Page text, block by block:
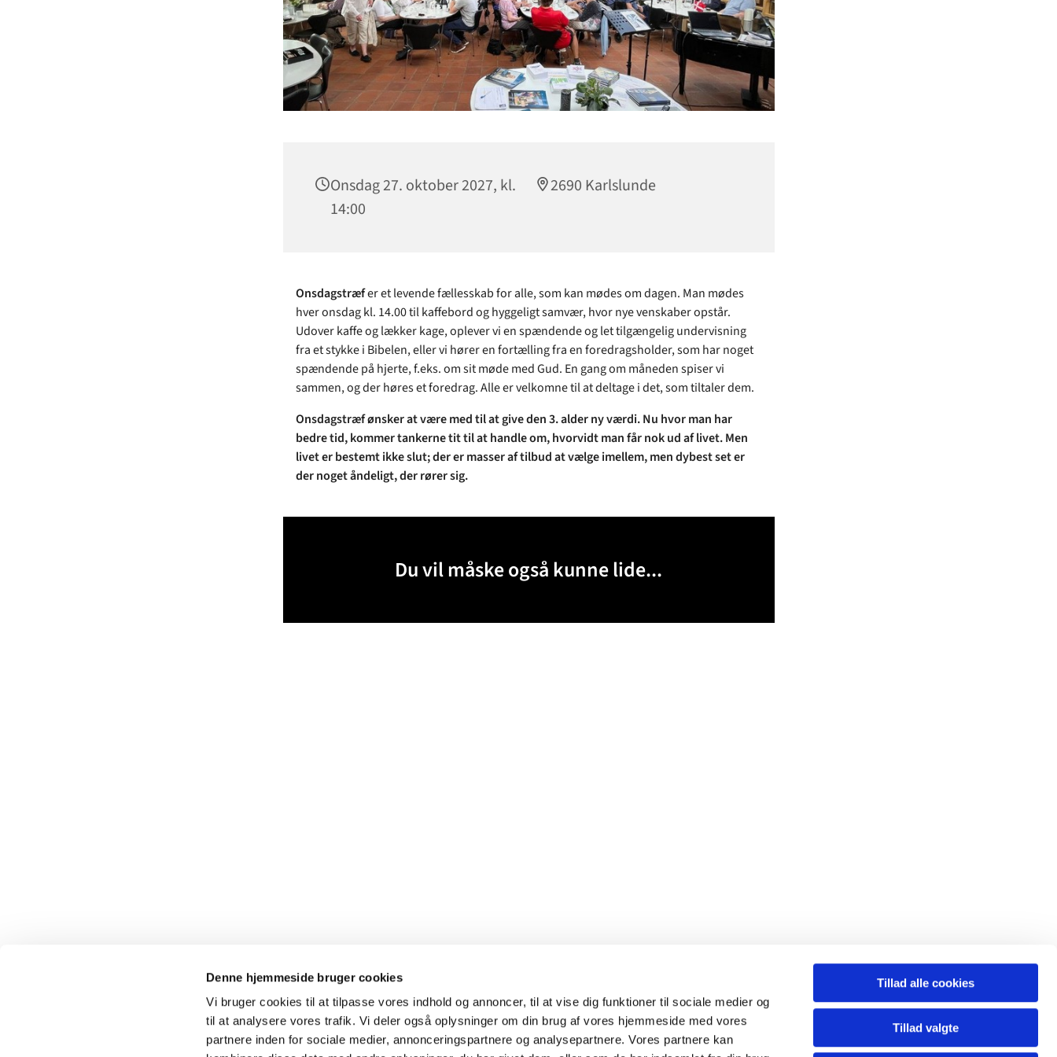
Denne hjemmeside bruger cookies
Vi bruger cookies til at tilpasse vores indhold og annoncer, til at vise dig funktioner til sociale medier og
til at analysere vores trafik. Vi deler også oplysninger om din brug af vores hjemmeside med vores
partnere inden for sociale medier, annonceringspartnere og analysepartnere. Vores partnere kan
Tillad alle cookies
Tillad valgte
Onsdag 27. oktober 2027, kl.
14:00
2690 Karlslunde
Onsdagstræfer et levende fællesskab for alle, som kan mødes om dagen. Man mødes
hver onsdag kl. 14.00 til kaffebord og hyggeligt samvær, hvor nye venskaber opstår.
Udover kaffe og lækker kage, oplever vi en spændende og let tilgængelig undervisning
fra et stykke i Bibelen, eller vi hører en fortælling fra en foredragsholder, som har noget
spændende på hjerte, f.eks. om sit møde med Gud. En gang om måneden spiser vi
sammen, og der høres et foredrag. Alle er velkomne til at deltage i det, som tiltaler dem.
Onsdagstræf ønsker at være med til at give den 3. alder ny værdi. Nu hvor man har
bedre tid, kommer tankerne tit til at handle om, hvorvidt man får nok ud af livet. Men
livet er bestemt ikke slut; der er masser af tilbud at vælge imellem, men dybest set er
der noget åndeligt, der rører sig.
Du vil måske også kunne lide...
Strandkirken
· Karlslunde Strandkirke, Karlslunde Mosevej 3, 2690 Karlslunde - CVR.nr: 8334 5012
Telefon nummer.: 4615 0178
E-mail adresse: kontakt@strandkirken.dk